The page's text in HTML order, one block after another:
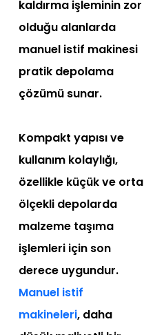
kaldırma işleminin zor
olduğu alanlarda
manuel istif makinesi
pratik depolama
çözümü sunar.
Kompakt yapısı ve
kullanım kolaylığı,
özellikle küçük ve orta
ölçekli depolarda
malzeme taşıma
işlemleri için son
derece uygundur.
Manuel istif
makineleri, daha